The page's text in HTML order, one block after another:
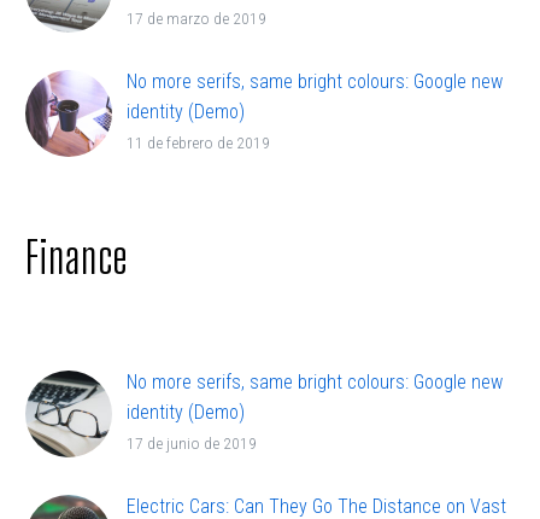
Lorem ipsum dolor sit ametcon sectetur
et dolore.
17 de marzo de 2019
No more serifs, same bright colours: Google new
identity (Demo)
Lorem ipsum dolor sit ametcon sectetur
11 de febrero de 2019
Finance
No more serifs, same bright colours: Google new
identity (Demo)
Lorem ipsum dolor sit ametcon sectetur
et dolore.
17 de junio de 2019
Electric Cars: Can They Go The Distance on Vast